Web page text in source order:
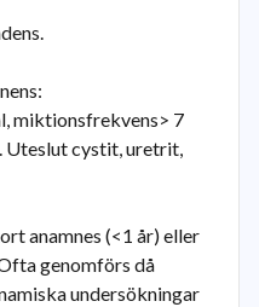
miktionsfrekvens> 7
Uteslut cystit, uretrit,
anamnes (<1 år) eller
genomförs då
undersökningar